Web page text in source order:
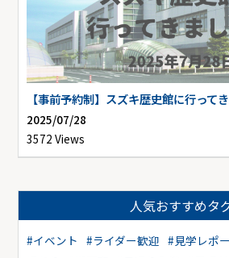
【事前予約制】スズキ歴史館に行って
2025/07/28
3572 Views
人気おすすめタ
#イベント #ライダー歓迎 #見学レポ